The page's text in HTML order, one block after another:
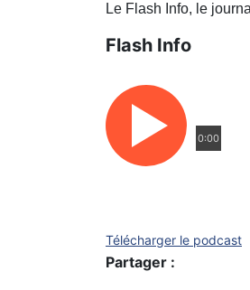
Le Flash Info, le
Flash Info
0:00
Télécharger le podcast
Partager :